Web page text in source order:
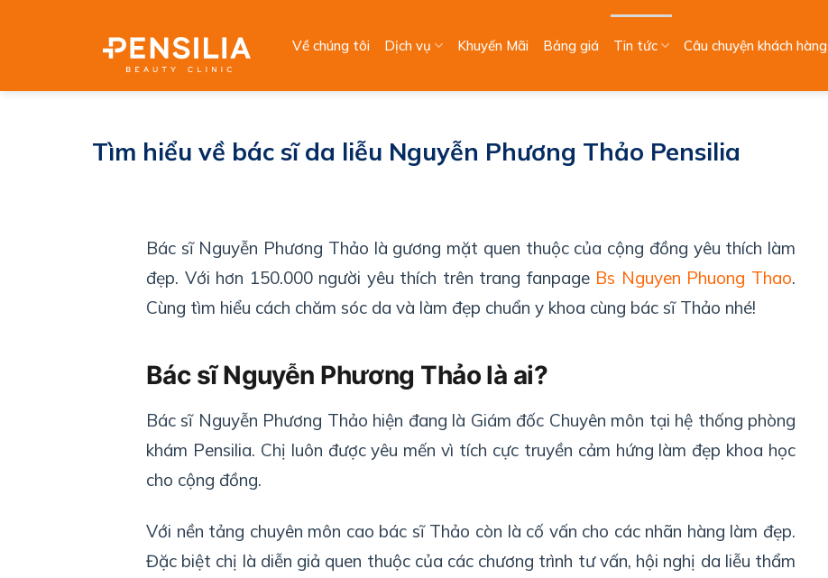
Về chúng tôi Dịch vụ Khuyến Mãi Bảng giá Tin tức Câu chuyện khách hàng
Tìm hiểu về bác sĩ da liễu Nguyễn Phương Thảo Pensilia
Bác sĩ Nguyễn Phương Thảo là gương mặt quen thuộc của cộng đồng yêu thích làm
đẹp. Với hơn 150.000 người yêu thích trên trang fanpage Bs Nguyen Phuong Thao.
Cùng tìm hiểu cách chăm sóc da và làm đẹp chuẩn y khoa cùng bác sĩ Thảo nhé!
Bác sĩ Nguyễn Phương Thảo là ai?
Bác sĩ Nguyễn Phương Thảo hiện đang là Giám đốc Chuyên môn tại hệ thống phòng
khám Pensilia. Chị luôn được yêu mến vì tích cực truyền cảm hứng làm đẹp khoa học
cho cộng đồng.
Với nền tảng chuyên môn cao bác sĩ Thảo còn là cố vấn cho các nhãn hàng làm đẹp.
Đặc biệt chị là diễn giả quen thuộc của các chương trình tư vấn, hội nghị da liễu thẩm